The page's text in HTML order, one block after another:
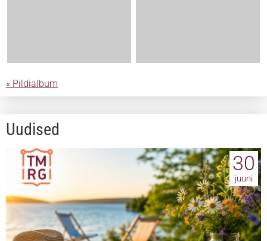
« Pildialbum
Uudised
30
juuni